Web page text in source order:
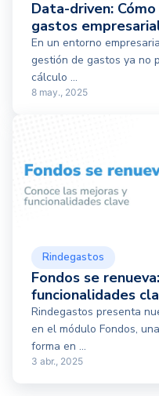
Data-driven:
gastos
En un entorno
gestión de gastos ya no
cálculo ...
8 may., 2025
Rindegastos
Fondos se
funcionalidades
Rindegastos presenta
en el módulo Fondos,
forma en ...
3 abr., 2025